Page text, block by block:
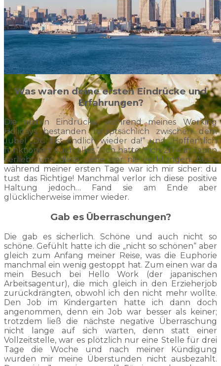
Was waren deine ersten Eindrücke und
Erfahrungen?
Die ersten Eindrücke, während meines Working
Holidays bestanden hauptsächlich zwischen dem
Jubel „Du bist endlich wieder da!“ und „Hoffentlich
funktioniert auch alles.“. Ich hatte mich 2014 in Japan
verliebt und diese Liebe war nie verklungen. Auch
während meiner ersten Tage war ich mir sicher: du
tust das Richtige! Manchmal verlor ich diese positive
Haltung jedoch… Fand sie am Ende aber
glücklicherweise immer wieder.
Gab es Überraschungen?
Die gab es sicherlich. Schöne und auch nicht so
schöne. Gefühlt hatte ich die „nicht so schönen“ aber
gleich zum Anfang meiner Reise, was die Euphorie
manchmal ein wenig gestoppt hat. Zum einen war da
mein Besuch bei Hello Work (der japanischen
Arbeitsagentur), die mich gleich in den Erzieherjob
zurückdrängten, obwohl ich den nicht mehr wollte.
Den Job im Kindergarten hatte ich dann doch
angenommen, denn ein Job war besser als keiner;
trotzdem ließ die nächste negative Überraschung
nicht lange auf sich warten, denn statt einer
Vollzeitstelle, war es plötzlich nur eine Stelle für drei
Tage die Woche und nach meiner Kündigung
wurden mir meine Überstunden nicht ausbezahlt.